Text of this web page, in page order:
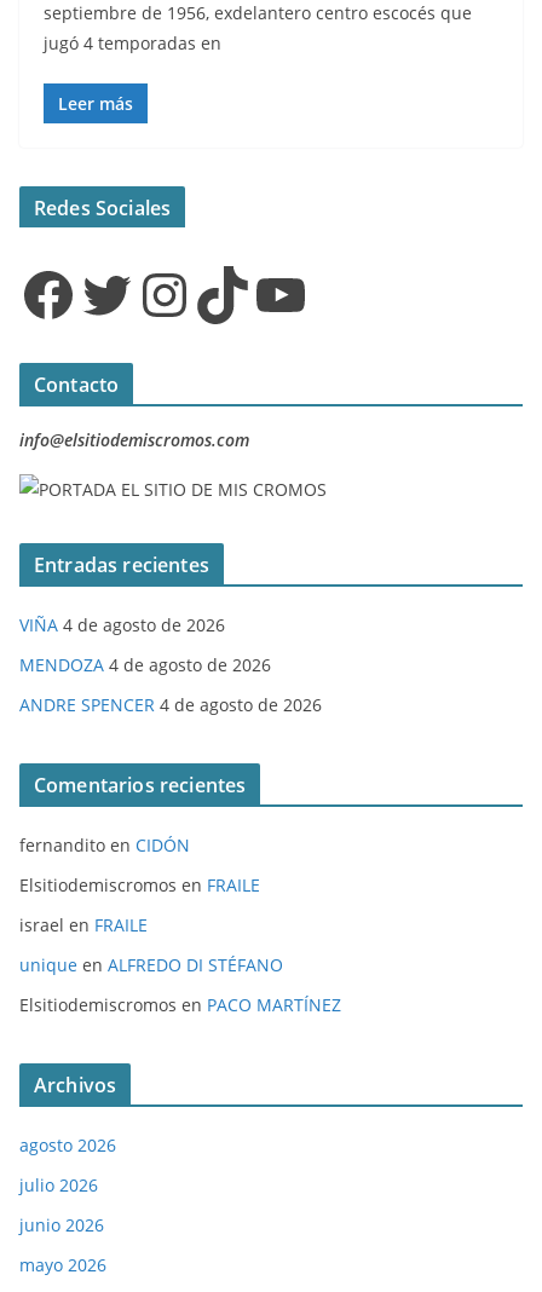
septiembre de 1956, exdelantero centro escocés que
jugó 4 temporadas en
Leer más
Redes Sociales
Facebook Twitter InstagramTikTok YouTube
Contacto
info@elsitiodemiscromos.com
Entradas recientes
VIÑA 4 de agosto de 2026
MENDOZA 4 de agosto de 2026
ANDRE SPENCER 4 de agosto de 2026
Comentarios recientes
fernandito en CIDÓN
Elsitiodemiscromos en FRAILE
israel en FRAILE
unique en ALFREDO DI STÉFANO
Elsitiodemiscromos en PACO MARTÍNEZ
Archivos
agosto 2026
julio 2026
junio 2026
mayo 2026